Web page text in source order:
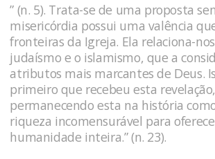
” (n. 5). Trata-se de uma proposta
misericórdia possui uma valência
fronteiras da Igreja. Ela relaciona-
judaísmo e o islamismo, que a
atributos mais marcantes de Deus.
primeiro que recebeu esta revelação,
permanecendo esta na história
riqueza incomensurável para
humanidade inteira.” (n. 23).